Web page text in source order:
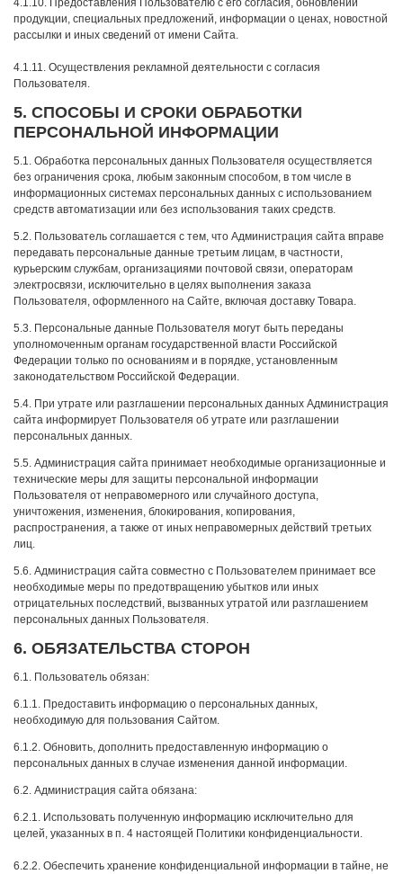
продукции, специальных предложений, информации о ценах, новостной
рассылки и иных сведений от имени Сайта.
4.1.11. Осуществления рекламной деятельности с согласия
Пользователя.
5. СПОСОБЫ И СРОКИ ОБРАБОТКИ
ПЕРСОНАЛЬНОЙ ИНФОРМАЦИИ
5.1. Обработка персональных данных Пользователя осуществляется
без ограничения срока, любым законным способом, в том числе в
информационных системах персональных данных с использованием
средств автоматизации или без использования таких средств.
5.2. Пользователь соглашается с тем, что Администрация сайта вправе
передавать персональные данные третьим лицам, в частности,
курьерским службам, организациями почтовой связи, операторам
электросвязи, исключительно в целях выполнения заказа
Пользователя, оформленного на Сайте, включая доставку Товара.
5.3. Персональные данные Пользователя могут быть переданы
уполномоченным органам государственной власти Российской
Федерации только по основаниям и в порядке, установленным
законодательством Российской Федерации.
5.4. При утрате или разглашении персональных данных Администрация
сайта информирует Пользователя об утрате или разглашении
персональных данных.
5.5. Администрация сайта принимает необходимые организационные и
технические меры для защиты персональной информации
Пользователя от неправомерного или случайного доступа,
уничтожения, изменения, блокирования, копирования,
распространения, а также от иных неправомерных действий третьих
лиц.
5.6. Администрация сайта совместно с Пользователем принимает все
необходимые меры по предотвращению убытков или иных
отрицательных последствий, вызванных утратой или разглашением
персональных данных Пользователя.
6. ОБЯЗАТЕЛЬСТВА СТОРОН
6.1. Пользователь обязан:
6.1.1. Предоставить информацию о персональных данных,
необходимую для пользования Сайтом.
6.1.2. Обновить, дополнить предоставленную информацию о
персональных данных в случае изменения данной информации.
6.2. Администрация сайта обязана:
6.2.1. Использовать полученную информацию исключительно для
целей, указанных в п. 4 настоящей Политики конфиденциальности.
6.2.2. Обеспечить хранение конфиденциальной информации в тайне, не